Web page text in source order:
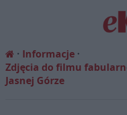
Informacje
Zdjęcia do filmu
Jasnej Górze